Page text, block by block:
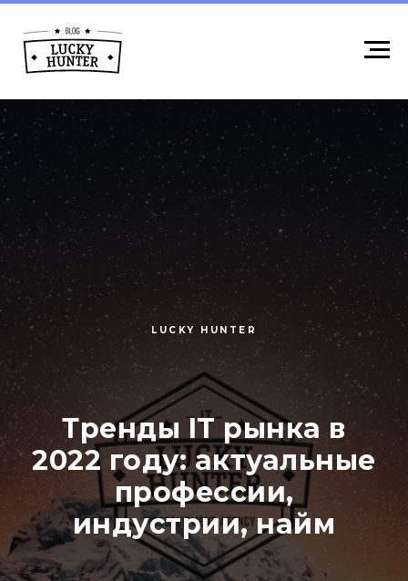
LUCKY HUNTER
Тренды IT рынка в
2022 году: актуальные
профессии,
индустрии, найм